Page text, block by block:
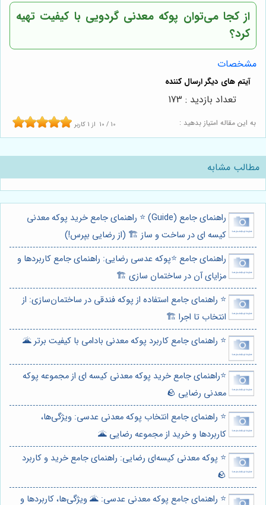
از کجا می‌توان پوکه معدنی گردویی با کیفیت تهیه
کرد؟
مشخصات
به این مقاله امتیاز بدهید : 10 / 10 از 1 کاربر
تعداد بازدید : 173
مطالب مشابه
راهنمای جامع (Guide) ⭐️ راهنمای جامع خرید پوکه معدنی
کیسه ای در ساخت و ساز 🏗️ (از رضایی بپرس!)
راهنمای جامع ⭐️پوکه عدسی رضایی: راهنمای جامع کاربردها و
مزایای آن در ساختمان سازی 🏗️
⭐️ راهنمای جامع استفاده از پوکه فندقی در ساختمان‌سازی: از
انتخاب تا اجرا 🏗️
⭐️ راهنمای جامع کاربرد پوکه معدنی بادامی با کیفیت برتر 🌋
⭐️راهنمای جامع خرید پوکه معدنی کیسه ای از مجموعه پوکه
معدنی رضایی 🪨
⭐️ راهنمای جامع انتخاب پوکه معدنی عدسی: ویژگی‌ها،
کاربردها و خرید از مجموعه رضایی 🌋
⭐️ پوکه معدنی کیسه‌ای رضایی: راهنمای جامع خرید و کاربرد
🪨
⭐️ راهنمای جامع پوکه معدنی عدسی: 🌋 ویژگی‌ها، کاربردها و